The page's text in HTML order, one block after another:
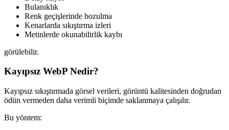
Bulanıklık
Renk geçişlerinde bozulma
Kenarlarda sıkıştırma izleri
Metinlerde okunabilirlik kaybı
görülebilir.
Kayıpsız WebP Nedir?
Kayıpsız sıkıştırmada görsel verileri, görüntü kalitesinden doğrudan
ödün vermeden daha verimli biçimde saklanmaya çalışılır.
Bu yöntem: